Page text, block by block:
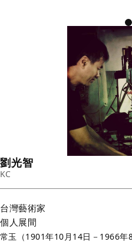
劉光智
KC
台灣藝術家
個人展間
常玉（1901年10月14日－1966年